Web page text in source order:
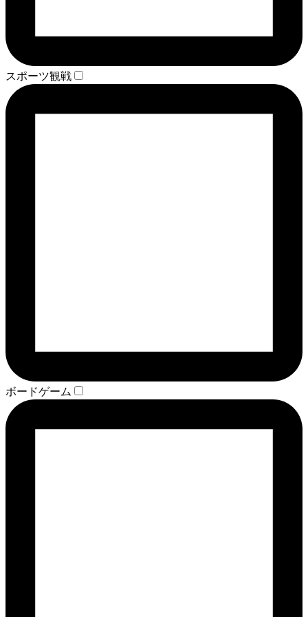
スポーツ観戦
ボードゲーム